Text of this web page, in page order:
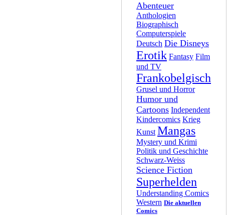
Abenteuer
Anthologien
Biographisch
Computerspiele
Deutsch Die Disneys
Erotik Fantasy Film
und TV
Frankobelgisch
Grusel und Horror
Humor und
Cartoons Independent
Kindercomics Krieg
Kunst Mangas
Mystery und Krimi
Politik und Geschichte
Schwarz-Weiss
Science Fiction
Superhelden
Understanding Comics
Western Die aktuellen
Comics